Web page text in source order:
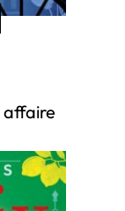
affaire